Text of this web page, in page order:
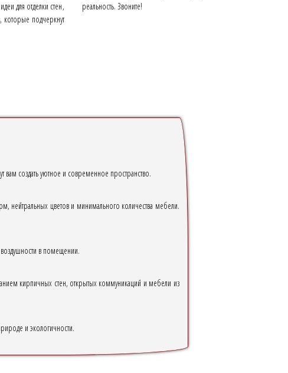
для отделки стен,
подчеркнут
реальность. Звоните!
создать уютное и современное пространство.
нейтральных цветов и минимального количества мебели.
воздушности в помещении.
кирпичных стен, открытых коммуникаций и мебели из
и экологичности.